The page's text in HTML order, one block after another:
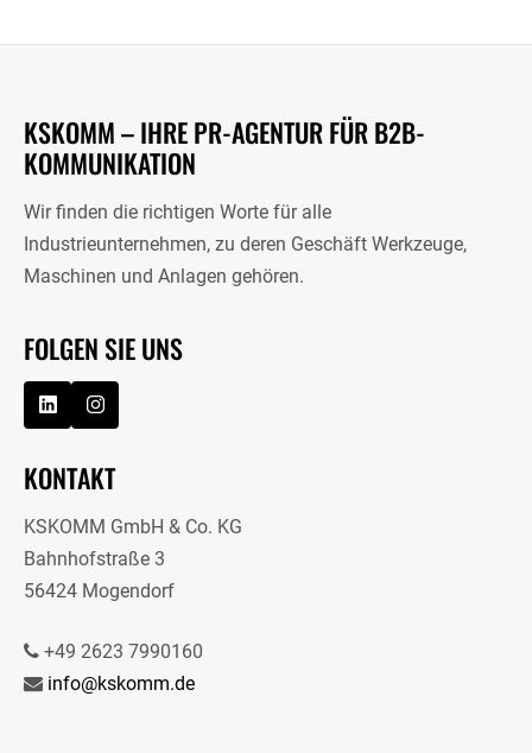
KSKOMM – IHRE PR-AGENTUR FÜR B2B-
KOMMUNIKATION
Wir finden die richtigen Worte für alle
Industrieunternehmen, zu deren Geschäft Werkzeuge,
Maschinen und Anlagen gehören.
FOLGEN SIE UNS
KONTAKT
KSKOMM GmbH & Co. KG
Bahnhofstraße 3
56424 Mogendorf
+49 2623 7990160
info@kskomm.de